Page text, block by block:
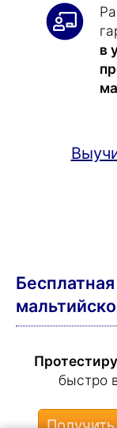
в
быстро